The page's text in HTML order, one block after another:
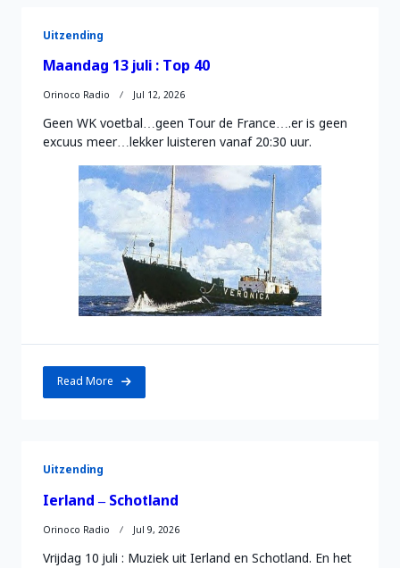
Uitzending
Maandag 13 juli : Top 40
Orinoco Radio Jul 12, 2026
Geen WK voetbal…geen Tour de France….er is geen
excuus meer…lekker luisteren vanaf 20:30 uur.
Read More
Uitzending
Ierland – Schotland
Orinoco Radio Jul 9, 2026
Vrijdag 10 juli : Muziek uit Ierland en Schotland. En het